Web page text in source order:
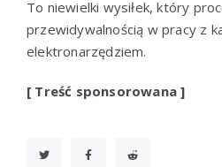
To niewielki wysiłek, który
przewidywalnością w pracy z
elektronarzędziem.
[ Treść sponsorowana ]